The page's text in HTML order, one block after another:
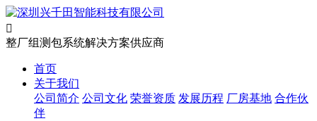

整厂组测包系统解决方案供应商
首页
关于我们
公司简介 公司文化 荣誉资质 发展历程 厂房基地 合作伙
伴